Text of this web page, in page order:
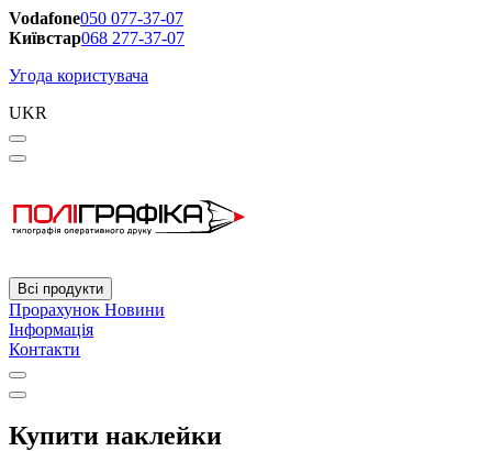
Vodafone050 077-37-07
Київстар068 277-37-07
Угода користувача
UKR
Всі продукти
Прорахунок Новини
Інформація
Контакти
Купити наклейки